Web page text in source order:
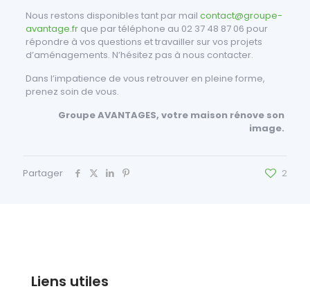
Nous restons disponibles tant par mail contact@groupe-
avantage.frque par téléphone au 02 37 48 87 06 pour
répondre à vos questions et travailler sur vos projets
d’aménagements. N’hésitez pas à nous contacter.
Dans l’impatience de vous retrouver en pleine forme,
prenez soin de vous.
Groupe AVANTAGES, votre maison rénove son
image.
Partager 2
Liens utiles